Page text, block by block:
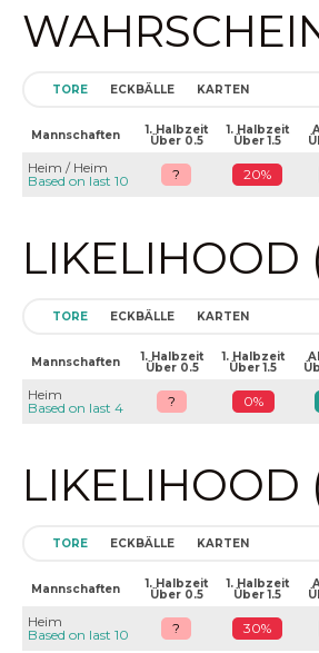
TORE ECKBÄLLE KARTEN
Mannschaften 1. Halbzeit
Über 0.5
1. Halbzeit
Über 1.5
Heim / Heim
Based on last 10
? 20%
LIKELIHOOD
TORE ECKBÄLLE KARTEN
Mannschaften 1. Halbzeit
Über 0.5
1. Halbzeit
Über 1.5
Heim
Based on last 4
? 0%
LIKELIHOOD
TORE ECKBÄLLE KARTEN
Mannschaften 1. Halbzeit
Über 0.5
1. Halbzeit
Über 1.5
Heim
Based on last 10
? 30%